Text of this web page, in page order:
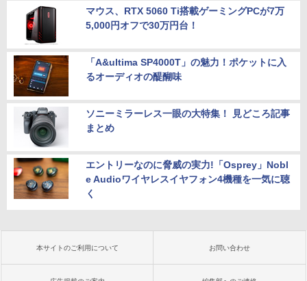
マウス、RTX 5060 Ti搭載ゲーミングPCが7万
5,000円オフで30万円台！
「A&ultima SP4000T」の魅力！ポケットに入
るオーディオの醍醐味
ソニーミラーレス一眼の大特集！ 見どころ記事
まとめ
エントリーなのに脅威の実力!「Osprey」Nobl
e Audioワイヤレスイヤフォン4機種を一気に聴
く
本サイトのご利用について お問い合わせ